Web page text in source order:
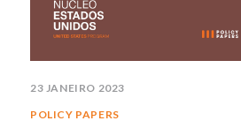
23 JANEIRO 2023
POLICY PAPERS